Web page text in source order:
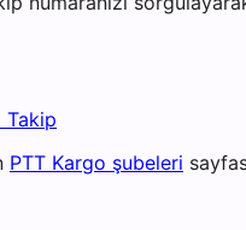
Takip
PTT Kargo şubeleri